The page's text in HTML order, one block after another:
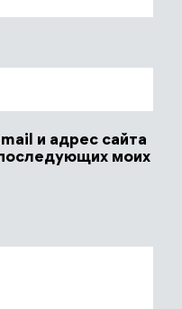
и адрес сайта
моих